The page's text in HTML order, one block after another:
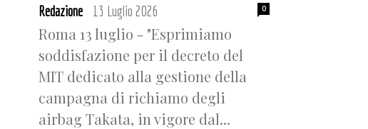
Redazione - 13 Luglio 2026 0
Roma 13 luglio - "Esprimiamo
soddisfazione per il decreto del
MIT dedicato alla gestione della
campagna di richiamo degli
airbag Takata, in vigore dal...